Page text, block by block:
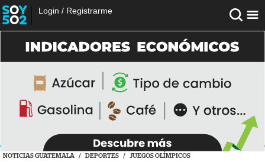
Login / Registrarme
NOTICIAS GUATEMALA / DEPORTES / JUEGOS OLÍMPICOS